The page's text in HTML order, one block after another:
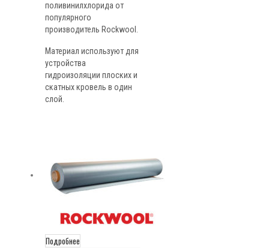
поливинилхлорида от
популярного
производитель Rockwool.
Материал используют для
устройства
гидроизоляции плоских и
скатных кровель в один
слой.
Подробнее